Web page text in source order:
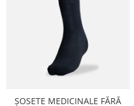
ȘOSETE MEDICINALE FĂRĂ